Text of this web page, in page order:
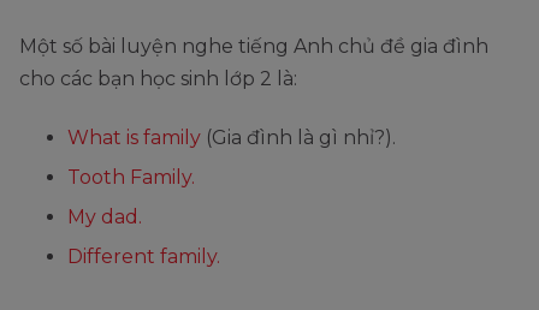
Một số bài luyện nghe tiếng Anh chủ đề gia đình
cho các bạn học sinh lớp 2 là:
What is family (Gia đình là gì nhỉ?).
Tooth Family.
My dad.
Different family.